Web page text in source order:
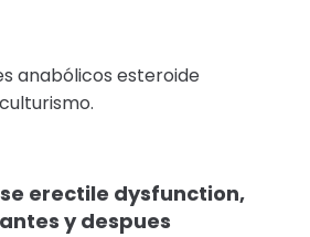
anabólicos esteroide
erectile dysfunction,
y despues